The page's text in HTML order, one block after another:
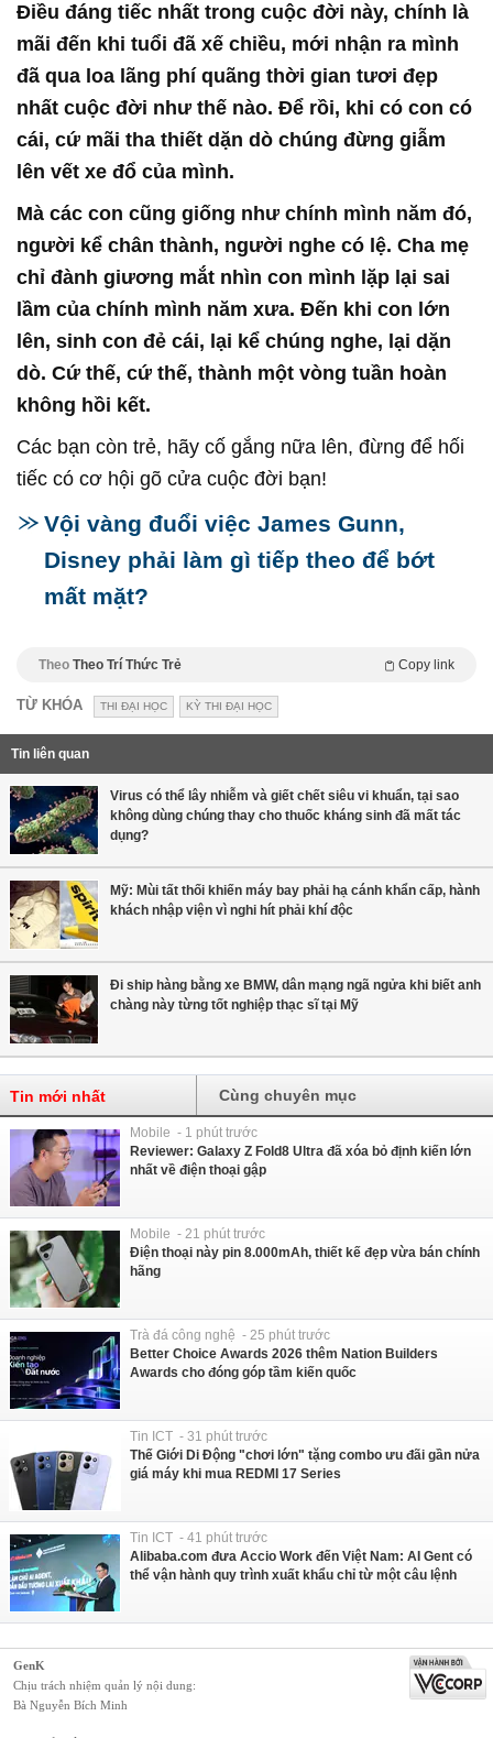
Điều đáng tiếc nhất trong cuộc đời này, chính là
mãi đến khi tuổi đã xế chiều, mới nhận ra mình
đã qua loa lãng phí quãng thời gian tươi đẹp
nhất cuộc đời như thế nào. Để rồi, khi có con có
cái, cứ mãi tha thiết dặn dò chúng đừng giẫm
lên vết xe đổ của mình.
Mà các con cũng giống như chính mình năm đó,
người kể chân thành, người nghe có lệ. Cha mẹ
chỉ đành giương mắt nhìn con mình lặp lại sai
lầm của chính mình năm xưa. Đến khi con lớn
lên, sinh con đẻ cái, lại kể chúng nghe, lại dặn
dò. Cứ thế, cứ thế, thành một vòng tuần hoàn
không hồi kết.
Các bạn còn trẻ, hãy cố gắng nữa lên, đừng để hối
tiếc có cơ hội gõ cửa cuộc đời bạn!
Vội vàng đuổi việc James Gunn,
Disney phải làm gì tiếp theo để bớt
mất mặt?
Theo Theo Trí Thức Trẻ Copy link
TỪ KHÓA THI ĐẠI HỌC KỲ THI ĐẠI HỌC
Tin liên quan
Virus có thể lây nhiễm và giết chết siêu vi khuẩn, tại sao
không dùng chúng thay cho thuốc kháng sinh đã mất tác
dụng?
Mỹ: Mùi tất thối khiến máy bay phải hạ cánh khẩn cấp, hành
khách nhập viện vì nghi hít phải khí độc
Đi ship hàng bằng xe BMW, dân mạng ngã ngửa khi biết anh
chàng này từng tốt nghiệp thạc sĩ tại Mỹ
Tin mới nhất Cùng chuyên mục
Mobile - 1 phút trước
Reviewer: Galaxy Z Fold8 Ultra đã xóa bỏ định kiến lớn
nhất về điện thoại gập
Mobile - 21 phút trước
Điện thoại này pin 8.000mAh, thiết kế đẹp vừa bán chính
hãng
Trà đá công nghệ - 25 phút trước
Better Choice Awards 2026 thêm Nation Builders
Awards cho đóng góp tầm kiến quốc
Tin ICT - 31 phút trước
Thế Giới Di Động "chơi lớn" tặng combo ưu đãi gần nửa
giá máy khi mua REDMI 17 Series
Tin ICT - 41 phút trước
Alibaba.com đưa Accio Work đến Việt Nam: AI Gent có
thể vận hành quy trình xuất khẩu chỉ từ một câu lệnh
GenK
Chịu trách nhiệm quản lý nội dung:
Bà Nguyễn Bích Minh